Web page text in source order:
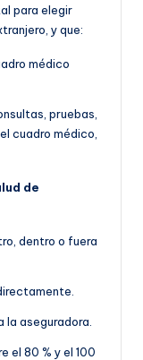
para elegir
y que:
médico
pruebas,
cuadro médico,
de
dentro o fuera
aseguradora.
el 80 % y el 100